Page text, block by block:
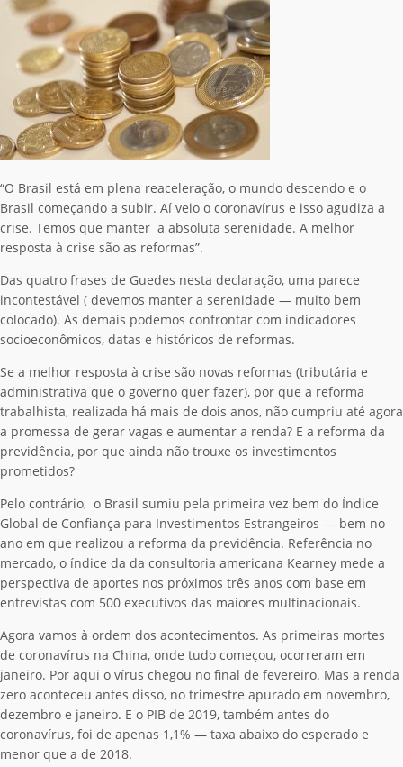
“O Brasil está em plena reaceleração, o mundo descendo e o
Brasil começando a subir. Aí veio o coronavírus e isso agudiza a
crise. Temos que manter a absoluta serenidade. A melhor
resposta à crise são as reformas”.
Das quatro frases de Guedes nesta declaração, uma parece
incontestável ( devemos manter a serenidade — muito bem
colocado). As demais podemos confrontar com indicadores
socioeconômicos, datas e históricos de reformas.
Se a melhor resposta à crise são novas reformas (tributária e
administrativa que o governo quer fazer), por que a reforma
trabalhista, realizada há mais de dois anos, não cumpriu até agora
a promessa de gerar vagas e aumentar a renda? E a reforma da
previdência, por que ainda não trouxe os investimentos
prometidos?
Pelo contrário, o Brasil sumiu pela primeira vez bem do Índice
Global de Confiança para Investimentos Estrangeiros — bem no
ano em que realizou a reforma da previdência. Referência no
mercado, o índice da da consultoria americana Kearney mede a
perspectiva de aportes nos próximos três anos com base em
entrevistas com 500 executivos das maiores multinacionais.
Agora vamos à ordem dos acontecimentos. As primeiras mortes
de coronavírus na China, onde tudo começou, ocorreram em
janeiro. Por aqui o vírus chegou no final de fevereiro. Mas a renda
zero aconteceu antes disso, no trimestre apurado em novembro,
dezembro e janeiro. E o PIB de 2019, também antes do
coronavírus, foi de apenas 1,1% — taxa abaixo do esperado e
menor que a de 2018.